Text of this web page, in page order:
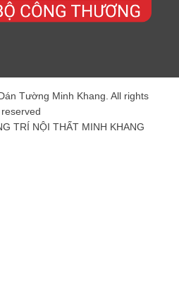
Tường Minh Khang. All rights
reserved
TRÍ NỘI THẤT MINH KHANG